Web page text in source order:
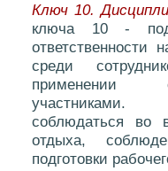
Ключ 10.
ключа 10 -
ответственности
среди
применении
участниками.
соблюдаться
отдыха,
подготовки